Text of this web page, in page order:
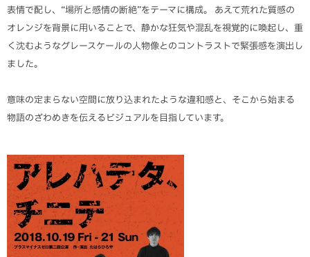
表情で配し、“場所と感情の断絶”をテーマに構成。 あえて荒れた質感の
オレンジを背景に用いることで、静かな狂気や混乱を視覚的に喚起し、重
く沈むようなグレースケールの人物像とのコントラストで緊張感を演出し
ました。
意味の定まらない空間に放り込まれたような違和感と、そこから始まる
物語のざわめきを伝えるビジュアルを目指しています。